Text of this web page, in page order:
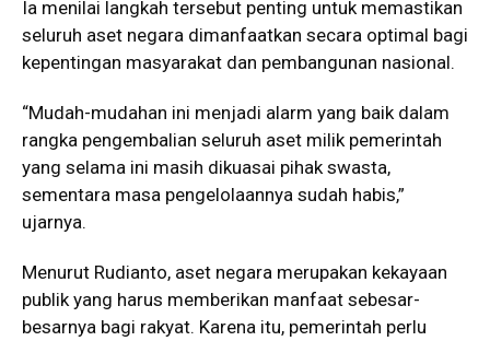
Ia menilai langkah tersebut penting untuk memastikan
seluruh aset negara dimanfaatkan secara optimal bagi
kepentingan masyarakat dan pembangunan nasional.
“Mudah-mudahan ini menjadi alarm yang baik dalam
rangka pengembalian seluruh aset milik pemerintah
yang selama ini masih dikuasai pihak swasta,
sementara masa pengelolaannya sudah habis,”
ujarnya.
Menurut Rudianto, aset negara merupakan kekayaan
publik yang harus memberikan manfaat sebesar-
besarnya bagi rakyat. Karena itu, pemerintah perlu